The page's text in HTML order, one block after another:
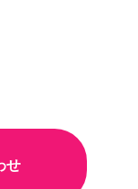
せ